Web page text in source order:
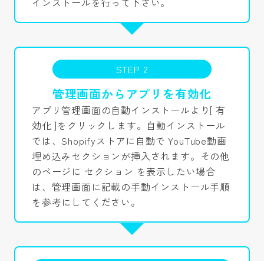
STEP 2
管理画面からアプリを有効化
アプリ管理画面の自動インストールより[ 有
効化 ]をクリックします。自動インストール
では、Shopifyストアに自動で YouTube動画
埋め込みセクションが挿入されます。その他
のページに セクション を表示したい場合
は、管理画面に記載の手動インストール手順
を参考にしてください。